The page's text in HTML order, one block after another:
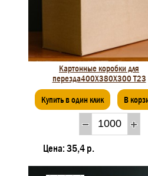
Картонные коробки для
перезда400Х380Х300 Т23
Купить в один клик В
Цена: 35,4 р.